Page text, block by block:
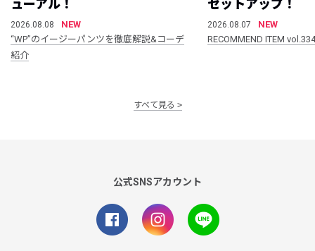
ューアル！
2026.08.08
NEW
“WP”のイージーパンツを徹底解説&コーデ
紹介
セットアップ！
2026.08.07
NEW
RECOMMEND ITEM vol.334
すべて見る
公式SNSアカウント